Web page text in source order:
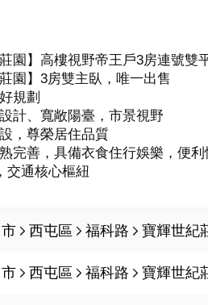
莊園】高樓視野帝王戶3房連號雙
莊園】3房雙主臥，唯一出售
規劃
計、寬敞陽臺，市景視野
，尊榮居住品質
完善，具備衣食住行娛樂，便利
西屯區 福科路 寶輝世紀
西屯區 福科路 寶輝世紀